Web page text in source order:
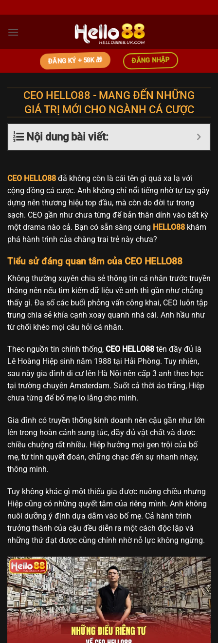
nội
ĐĂNG KÝ + 58K 🎁 ĐĂNG NHẬP
CEO HELLO88 - MANG ĐẾN NHỮNG
GIÁ TRỊ MỚI CHO NGÀNH CÁ CƯỢC
Nội dung bài viết:
CEO HELLO88 đã không còn là cái tên gì quá xa lạ với
cộng đồng cá cược. Anh không chỉ nổi tiếng nhờ tự tay gây
dựng nên thương hiệu top đầu, mà còn do đời tư trong
sạch. CEO gần như chưa từng để bản thân dính vào bất kỳ
một drama nào cả. Bạn có sẵn sàng cùng HELLO88 khám
phá hành trình của chàng trai trẻ này chưa?
Tiểu sử đáng quan tâm của CEO HELLO88
Không thường xuyên chia sẻ thông tin cá nhân trước truyền
thông nên nếu tìm kiếm dữ liệu về anh thì gần như chẳng
thấy gì. Đa số các buổi phỏng vấn công khai, CEO luôn tập
trung chia sẻ khía cạnh xoay quanh nhà cái. Anh hầu như
từ chối khéo mọi câu hỏi cá nhân.
Theo nguồn tin chính thống, CEO HELLO88 tên đầy đủ là
Lê Hoàng Hiệp sinh năm 1988 tại Hải Phòng. Tuy nhiên,
sau này gia đình di cư lên Hà Nội nên cấp 3 anh theo học
tại trường chuyên Amsterdam. Suốt cả thời áo trắng, Hiệp
chưa từng để bố mẹ lo lắng cho mình.
Gia đình có truyền thống kinh doanh nên cậu gần như lớn
lên trong hoàn cảnh sung túc, đầy đủ vật chất và được
chiều chuộng rất nhiều. Hiệp hưởng mọi gen trội của bố
mẹ, từ tính quyết đoán, chững chạc đến sự nhanh nhạy,
thông minh.
Tuy không khác gì một thiếu gia được nuông chiều nhưng
Hiệp cũng có những quyết tâm của riêng mình. Anh không
nuôi dưỡng ý định dựa dẫm vào bố mẹ. Cả hành trình
trưởng thành của cậu đều diễn ra một cách độc lập và
những thứ đạt được cũng chính nhờ nỗ lực không ngừng.